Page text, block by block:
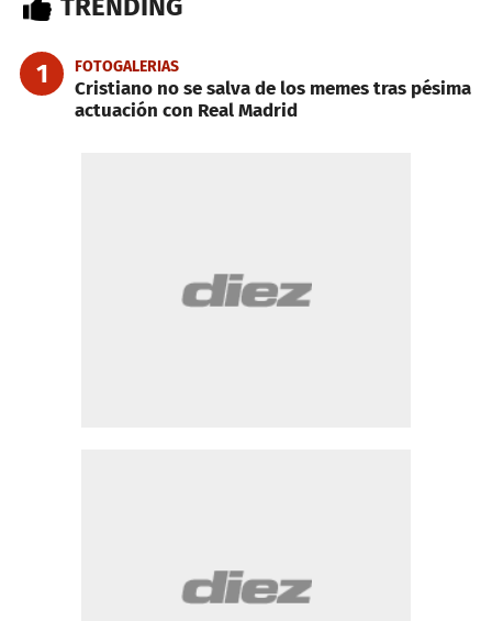
TRENDING
1 FOTOGALERIAS
Cristiano no se salva de los memes tras pésima
actuación con Real Madrid